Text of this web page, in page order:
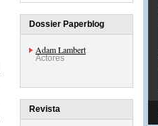
Dossier Paperblog
Adam Lambert
Actores
Revista